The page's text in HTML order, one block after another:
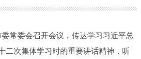
机构职能 政策服务
委会召开会议，传达学习习近平总
二次集体学习时的重要讲话精神，听